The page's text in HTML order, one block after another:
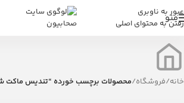
عبور به ناوبری
رفتن به محتوای اصلی
منو
خانه/فروشگاه/محصولات برچسب خورده “تندیس ماکت